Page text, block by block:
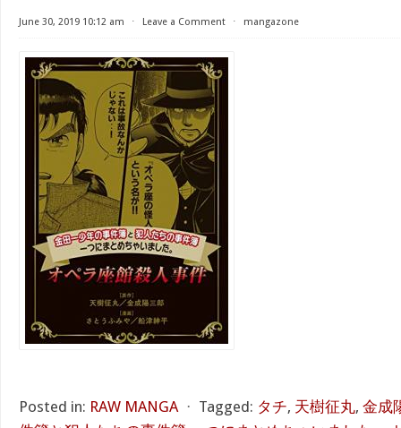
June 30, 2019 10:12 am ⋅ Leave a Comment ⋅ mangazone
Posted in: RAW MANGA ⋅ Tagged: タチ, 天樹征丸, 金成